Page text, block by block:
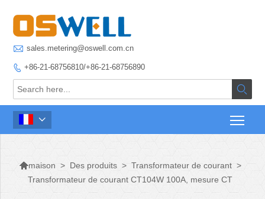
 sales.metering@oswell.com.cn
 +86-21-68756810/+86-21-68756890


maison > Des produits > Transformateur de courant >
Transformateur de courant CT104W 100A, mesure CT